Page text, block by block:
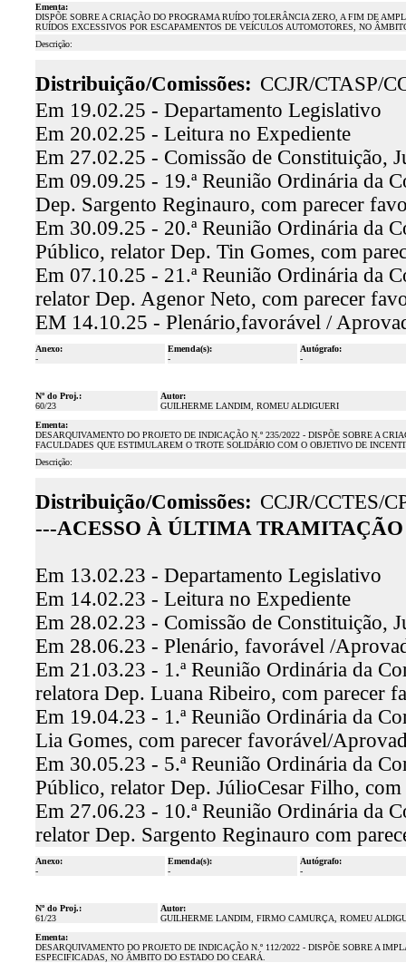
Ementa:
DISPÕE SOBRE A CRIAÇÃO DO PROGRAMA RUÍDO TOLERÂNCIA ZERO, A FIM DE
RUÍDOS EXCESSIVOS POR ESCAPAMENTOS DE VEÍCULOS AUTOMOTORES, NO
Descrição:
Distribuição/Comissões: CCJR/CTASP/
Em 19.02.25 - Departamento Legislativo
Em 20.02.25 - Leitura no Expediente
Em 27.02.25 - Comissão de Constituição,
Em 09.09.25 - 19.ª Reunião Ordinária da
Dep. Sargento Reginauro, com parecer
Em 30.09.25 - 20.ª Reunião Ordinária da
Público, relator Dep. Tin Gomes, com
Em 07.10.25 - 21.ª Reunião Ordinária da
relator Dep. Agenor Neto, com parecer
EM 14.10.25 - Plenário,favorável /
Anexo:
-
Emenda(s):
-
Autógrafo:
-
Nº do Proj.:
60/23
Autor:
GUILHERME LANDIM, ROMEU ALDIGUERI
Ementa:
DESARQUIVAMENTO DO PROJETO DE INDICAÇÃO N.º 235/2022 - DISPÕE SOBRE A
FACULDADES QUE ESTIMULAREM O TROTE SOLIDÁRIO COM O OBJETIVO DE
Descrição:
Distribuição/Comissões: CCJR/CCTES/
---ACESSO À ÚLTIMA
Em 13.02.23 - Departamento Legislativo
Em 14.02.23 - Leitura no Expediente
Em 28.02.23 - Comissão de Constituição,
Em 28.06.23 - Plenário, favorável /
Em 21.03.23 - 1.ª Reunião Ordinária da
relatora Dep. Luana Ribeiro, com parecer
Em 19.04.23 - 1.ª Reunião Ordinária da
Lia Gomes, com parecer favorável/
Em 30.05.23 - 5.ª Reunião Ordinária da
Público, relator Dep. JúlioCesar Filho,
Em 27.06.23 - 10.ª Reunião Ordinária da
relator Dep. Sargento Reginauro com
Anexo:
-
Emenda(s):
-
Autógrafo:
-
Nº do Proj.:
61/23
Autor:
GUILHERME LANDIM, FIRMO CAMURÇA, ROMEU
Ementa:
DESARQUIVAMENTO DO PROJETO DE INDICAÇÃO N.º 112/2022 - DISPÕE SOBRE A
ESPECIFICADAS, NO ÂMBITO DO ESTADO DO CEARÁ.